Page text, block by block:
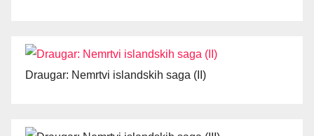
Draugar: Nemrtvi islandskih saga (II)